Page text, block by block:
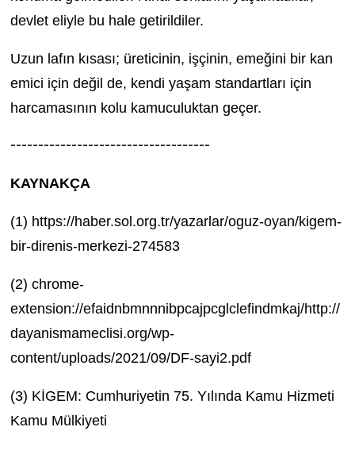
devlet eliyle bu hale getirildiler.
Uzun lafın kısası; üreticinin, işçinin, emeğini bir kan
emici için değil de, kendi yaşam standartları için
harcamasının kolu kamuculuktan geçer.
------------------------------------
KAYNAKÇA
(1) https://haber.sol.org.tr/yazarlar/oguz-oyan/kigem-
bir-direnis-merkezi-274583
(2) chrome-
extension://efaidnbmnnnibpcajpcglclefindmkaj/http://
dayanismameclisi.org/wp-
content/uploads/2021/09/DF-sayi2.pdf
(3) KİGEM: Cumhuriyetin 75. Yılında Kamu Hizmeti
Kamu Mülkiyeti